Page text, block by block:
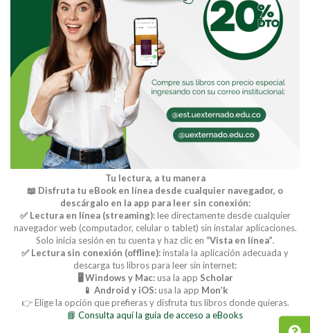
Tu lectura, a tu manera
📖 Disfruta tu eBook en línea desde cualquier navegador, o
descárgalo en la app para leer sin conexión:
✅ Lectura en línea (streaming):lee directamente desde cualquier
navegador web (computador, celular o tablet) sin instalar aplicaciones.
Solo inicia sesión en tu cuenta y haz clic en “Vista en línea”.
✅ Lectura sin conexión (offline):instala la aplicación adecuada y
descarga tus libros para leer sin internet:
🖥️ Windows y Mac:usa la app Scholar
📱 Android y iOS:usa la app Mon’k
👉 Elige la opción que prefieras y disfruta tus libros donde quieras.
📘 Consulta aquí la guía de acceso a eBooks